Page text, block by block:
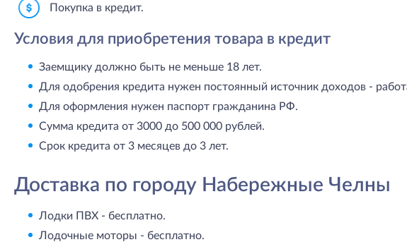
Покупка в кредит.
Условия для приобретения товара в кредит
Заемщику должно быть не меньше 18 лет.
Для одобрения кредита нужен постоянный источник доходов -
Для оформления нужен паспорт гражданина РФ.
Сумма кредита от 3000 до 500 000 рублей.
Срок кредита от 3 месяцев до 3 лет.
Доставка по городу Набережные Челны
Лодки ПВХ - бесплатно.
Лодочные моторы - бесплатно.